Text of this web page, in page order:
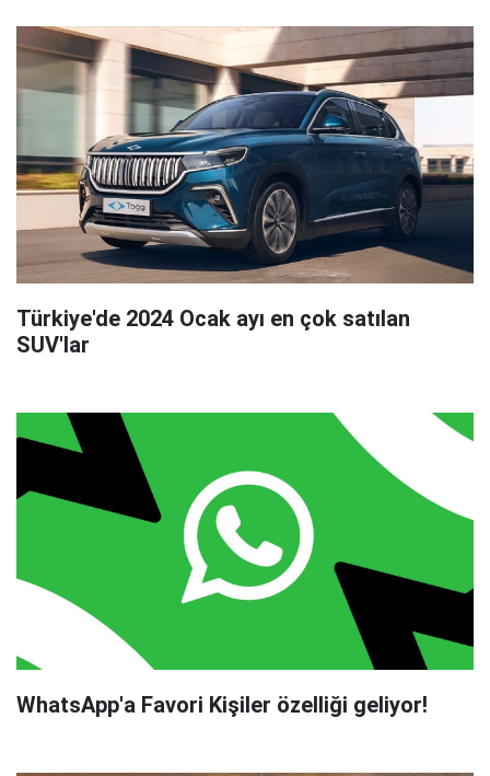
Türkiye'de 2024 Ocak ayı en çok satılan
SUV'lar
WhatsApp'a Favori Kişiler özelliği geliyor!